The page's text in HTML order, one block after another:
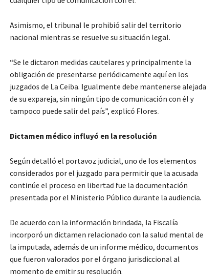
Asimismo, el tribunal le prohibió salir del territorio
nacional mientras se resuelve su situación legal.
“Se le dictaron medidas cautelares y principalmente la
obligación de presentarse periódicamente aquí en los
juzgados de La Ceiba. Igualmente debe mantenerse alejada
de su expareja, sin ningún tipo de comunicación con él y
tampoco puede salir del país”, explicó Flores.
Dictamen médico influyó en la resolución
Según detalló el portavoz judicial, uno de los elementos
considerados por el juzgado para permitir que la acusada
continúe el proceso en libertad fue la documentación
presentada por el Ministerio Público durante la audiencia.
De acuerdo con la información brindada, la Fiscalía
incorporó un dictamen relacionado con la salud mental de
la imputada, además de un informe médico, documentos
que fueron valorados por el órgano jurisdiccional al
momento de emitir su resolución.